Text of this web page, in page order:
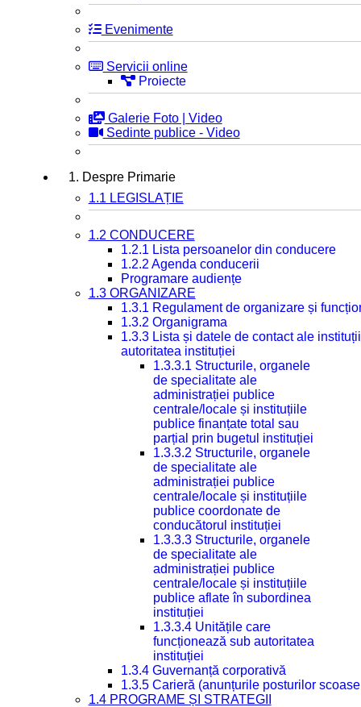
Evenimente
Servicii online
Proiecte
Galerie Foto | Video
Sedinte publice - Video
1. Despre Primarie
1.1 LEGISLAȚIE
1.2 CONDUCERE
1.2.1 Lista persoanelor din conducere
1.2.2 Agenda conducerii
Programare audiențe
1.3 ORGANIZARE
1.3.1 Regulament de organizare și
1.3.2 Organigrama
1.3.3 Lista și datele de contact ale
autoritatea instituției
1.3.3.1 Structurile, organele
de specialitate ale
administrației publice
centrale/locale și instituțiile
publice finanțate total sau
parțial prin bugetul instituției
1.3.3.2 Structurile, organele
de specialitate ale
administrației publice
centrale/locale și instituțiile
publice coordonate de
conducătorul instituției
1.3.3.3 Structurile, organele
de specialitate ale
administrației publice
centrale/locale și instituțiile
publice aflate în subordinea
instituției
1.3.3.4 Unitățile care
funcționează sub autoritatea
instituției
1.3.4 Guvernanță corporativă
1.3.5 Carieră (anunțurile posturilor
1.4 PROGRAME ȘI STRATEGII